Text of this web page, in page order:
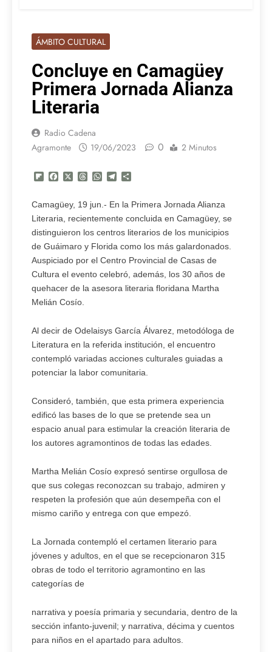
ÁMBITO CULTURAL
Concluye en Camagüey
Primera Jornada Alianza
Literaria
Radio Cadena
Agramonte
19/06/2023 0 2 Minutos
Flipboard
FacebookThreadsWhatsApp
Telegram
Camagüey, 19 jun.- En la Primera Jornada Alianza
Literaria, recientemente concluida en Camagüey, se
distinguieron los centros literarios de los municipios
de Guáimaro y Florida como los más galardonados.
Auspiciado por el Centro Provincial de Casas de
Cultura el evento celebró, además, los 30 años de
quehacer de la asesora literaria floridana Martha
Melián Cosío.
Al decir de Odelaisys García Álvarez, metodóloga de
Literatura en la referida institución, el encuentro
contempló variadas acciones culturales guiadas a
potenciar la labor comunitaria.
Consideró, también, que esta primera experiencia
edificó las bases de lo que se pretende sea un
espacio anual para estimular la creación literaria de
los autores agramontinos de todas las edades.
Martha Melián Cosío expresó sentirse orgullosa de
que sus colegas reconozcan su trabajo, admiren y
respeten la profesión que aún desempeña con el
mismo cariño y entrega con que empezó.
La Jornada contempló el certamen literario para
jóvenes y adultos, en el que se recepcionaron 315
obras de todo el territorio agramontino en las
categorías de
narrativa y poesía primaria y secundaria, dentro de la
sección infanto-juvenil; y narrativa, décima y cuentos
para niños en el apartado para adultos.